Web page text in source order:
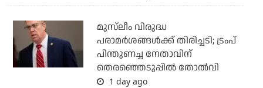
മുസ്‌ലീം വിരുദ്ധ
പരാമര്‍ശങ്ങള്‍ക്ക് തിരിച്ചടി; ട്രംപ്
പിന്തുണച്ച നേതാവിന്
തെരഞ്ഞെടുപ്പില്‍ തോല്‍വി
1 day ago